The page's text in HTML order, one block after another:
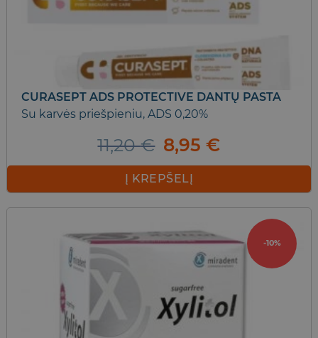
CURASEPT ADS PROTECTIVE DANTŲ PASTA
Su karvės priešpieniu, ADS 0,20%
11,20€ Original
price
was:
11,20 €.
8,95€Current
price
8,95 €.
Į KREPŠELĮ
-10%